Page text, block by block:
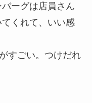
ーグは店員さん
くれて、いい感
すごい。つけだれ